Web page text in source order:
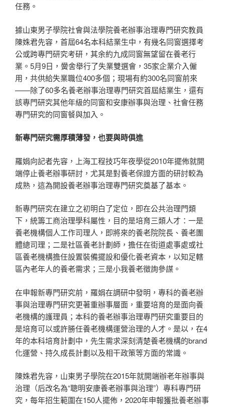
任務。
據山東男子學院社會與法學院養老辦事治理專門研究教員
陳姝君先容，首屆64名本科結業生中，有幾名同窗選擇考
公或跨專門研究考研，其余約九成同窗無望留在養老行
業。5月9日，黌舍舉行了失業雙選會，35家企業介入僱
用，共供給失業職位400多個；現場有約300名同窗前來
——除了60多名養老辦事治理專門研究首屆結業生，還有
該專門研究其他年級的同窗和安康辦事與治理、社會任務
專門研究的同窗餐與加入。
新專門研究需厚積薄發，也要與時俱進
羅娟向記者先容，上海工程技巧年夜學從2010年擺佈就開
端停止養老辦事研討，尤其是對養老保證方面的研討較為
成熟，這為開設養老辦事治理專門研究奠基了基本。
新專門研究在建立之初明白了定位，即在公共治理門類
下，統籌工商治理學科屬性，目的是培育三類人才：一是
養老機構個人工作司理人，即將來的養老院院長、養老團
體總司理；二是社區養老計劃師，擔任在街道處事處或社
區養老機構擔任設置裝備擺設和優化養老資本，以知足轄
區內老年人的養老需求；三是小我養老徵詢參謀。
在申報新專門研究前，羅娟在調研中發明，專科的養老辦
事與治理專門研究更著重辦事層面，重要培育的是面向養
老機構的護理員；本科的養老辦事治理專門研究重要目的
是培育可以或許勝任養老機構運營治理的人才。是以，在4
年的本科培育計劃中，先生需求深刻清楚養老機構的brand
化運營、持久成長計劃以及相干政策等方面的常識。
陳姝君先容，山東男子學院在2015年就開端辦老年辦事與
治理（后改名為“聰明安康養老辦事與治理”）專科專門研
究，每年招生範圍在150人擺佈，2020年申報獲批養老辦事